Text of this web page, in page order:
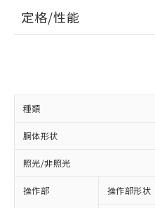
定格/性能
種類
胴体形状
照光/非照光
操作部 操作部形状